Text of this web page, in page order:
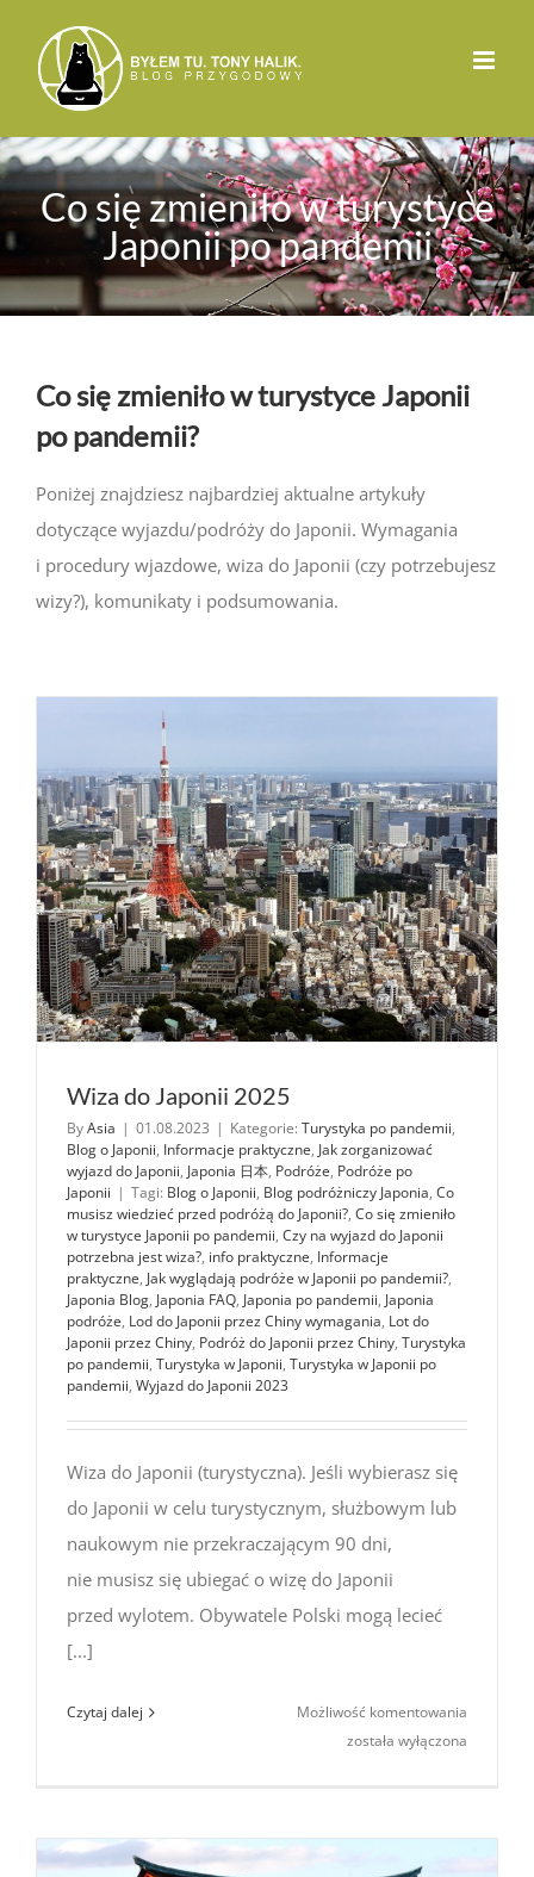
zawartości
Co się zmieniło w turystyce
Japonii po pandemii
Co się zmieniło w turystyce Japonii
po pandemii?
Poniżej znajdziesz najbardziej aktualne artykuły
dotyczące wyjazdu/podróży do Japonii. Wymagania
i procedury wjazdowe, wiza do Japonii (czy potrzebujesz
wizy?), komunikaty i podsumowania.
Wiza do Japonii 2025
ByAsia | 01.08.2023 | Kategorie: Turystyka po pandemii,
Blog o Japonii, Informacje praktyczne, Jak zorganizować
wyjazd do Japonii, Japonia 日本, Podróże, Podróże po
Japonii | Tagi: Blog o Japonii, Blog podróżniczy Japonia, Co
musisz wiedzieć przed podróżą do Japonii?, Co się zmieniło
w turystyce Japonii po pandemii, Czy na wyjazd do Japonii
potrzebna jest wiza?, info praktyczne, Informacje
praktyczne, Jak wyglądają podróże w Japonii po pandemii?,
Japonia Blog, Japonia FAQ, Japonia po pandemii, Japonia
podróże, Lod do Japonii przez Chiny wymagania, Lot do
Japonii przez Chiny, Podróż do Japonii przez Chiny, Turystyka
po pandemii, Turystyka w Japonii, Turystyka w Japonii po
pandemii, Wyjazd do Japonii 2023
Wiza do Japonii (turystyczna). Jeśli wybierasz się
do Japonii w celu turystycznym, służbowym lub
naukowym nie przekraczającym 90 dni,
nie musisz się ubiegać o wizę do Japonii
przed wylotem. Obywatele Polski mogą lecieć
[...]
Czytaj dalej Możliwość komentowania
została wyłączona